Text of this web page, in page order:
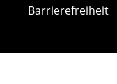
Barrierefreiheit